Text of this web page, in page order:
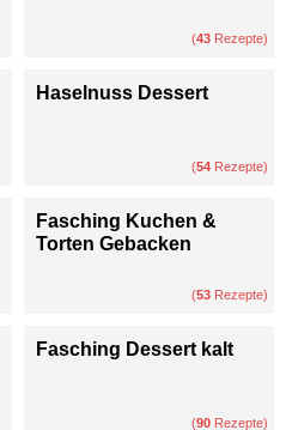
(43 Rezepte)
Haselnuss Dessert
(54 Rezepte)
Fasching Kuchen &
Torten Gebacken
(53 Rezepte)
Fasching Dessert kalt
(90 Rezepte)